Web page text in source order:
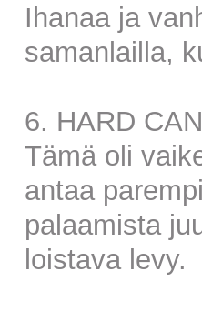
Ihanaa ja
samanlailla,
6. HARD
Tämä oli
antaa
palaamista
loistava levy.